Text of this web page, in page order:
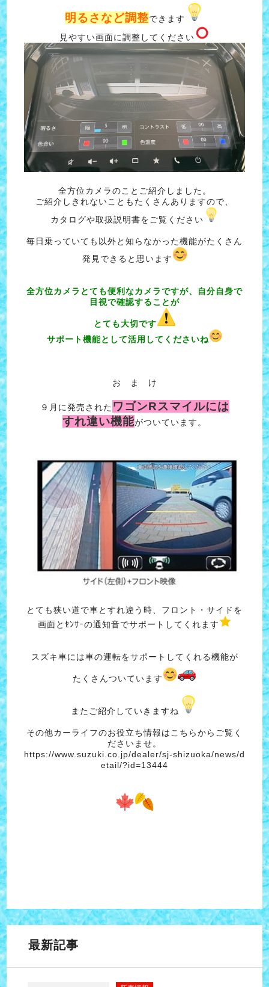
明るさなど調整できます
見やすい画面に調整してください
全方位カメラのことご紹介しました。
ご紹介しきれないこともたくさんありますので、
カタログや取扱説明書をご覧ください
毎日乗っていても以外と知らなかった機能がたくさん
発見できると思います
全方位カメラとても便利なカメラですが、自分自身で
目視で確認することが
とても大切です
サポート機能として活用してくださいね
お ま け
９月に発売された ワゴンRスマイルには
すれ違い機能がついています。
とても狭い道で車とすれ違う時、フロント・サイドを
画面とｾﾝｻｰの通知音でサポートしてくれます
スズキ車には車の運転をサポートしてくれる機能が
たくさんついています
またご紹介していきますね
その他カーライフのお役立ち情報はこちらからご覧く
ださいませ。
https://www.suzuki.co.jp/dealer/sj-shizuoka/news/d
etail/?id=13444
最新記事